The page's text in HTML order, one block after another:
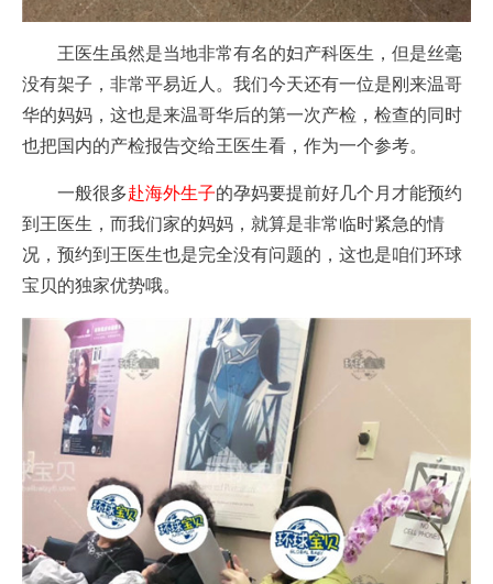
王医生虽然是当地非常有名的妇产科医生，但是丝毫
没有架子，非常平易近人。我们今天还有一位是刚来温哥
华的妈妈，这也是来温哥华后的第一次产检，检查的同时
也把国内的产检报告交给王医生看，作为一个参考。
一般很多赴海外生子的孕妈要提前好几个月才能预约
到王医生，而我们家的妈妈，就算是非常临时紧急的情
况，预约到王医生也是完全没有问题的，这也是咱们环球
宝贝的独家优势哦。